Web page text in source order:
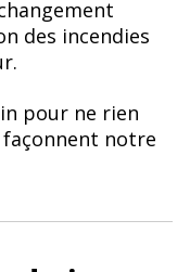
des incendies
pour ne rien
façonnent notre